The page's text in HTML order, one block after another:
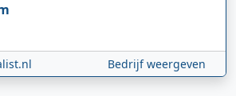
Bedrijf weergeven